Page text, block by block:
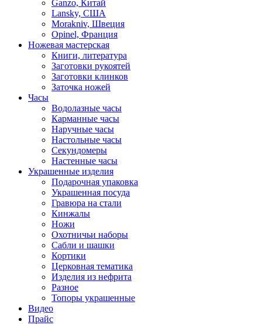
Ganzo, Китай
Lansky, США
Morakniv, Швеция
Opinel, Франция
Ножевая мастерская
Книги, литература
Заготовки рукоятей
Заготовки клинков
Заточка ножей
Часы
Водолазные часы
Карманные часы
Наручные часы
Настольные часы
Секундомеры
Настенные часы
Украшенные изделия
Подарочная упаковка
Украшенная посуда
Гравюра на стали
Кинжалы
Ножи
Охотничьи наборы
Сабли и шашки
Кортики
Церковная тематика
Изделия из нефрита
Разное
Топоры украшенные
Видео
Прайс